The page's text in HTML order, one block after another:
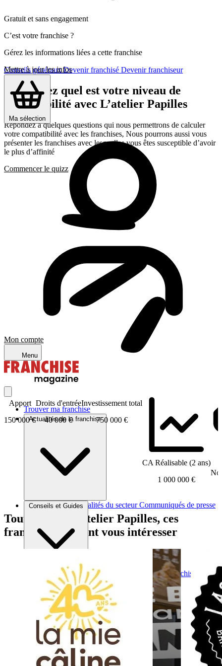
Conseils générauxDevenir franchisé Devenir franchiseur
Ma sélection
Mon compte
Menu
Trouver ma franchise
Actualités de la franchise
Brèves et actus Actualités du secteur Communiqués de presse
Conseils et Guides
Conseils généraux Devenir franchisé Devenir franchiseur
Gratuit et sans engagement
C’est votre franchise ?
Gérez les informations liées a cette franchise
Mettre à jour les infos
Découvrez quel est votre niveau de
compatibilité avec L’atelier Papilles
Répondez a quelques questions qui nous permettrons de calculer
votre compatibilité avec les franchises, Nous pourrons aussi vous
présenter les franchises avec lesquelles vous êtes susceptible d’avoir
le plus d’affinité
Commencer le quizz
Apport
150 000 €
Droits d'entrée
40 000 €
Investissement total
750 000 €
CA Réalisable (2 ans)
1 000 000 €
Tout comme L’atelier Papilles, ces
franchises peuvent vous intéresser